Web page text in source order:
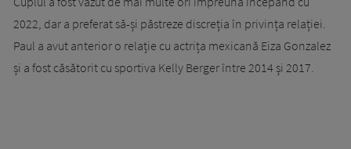
2022, dar a preferat să-și păstreze discreția în privința relației.
Paul a avut anterior o relație cu actrița mexicană Eiza Gonzalez
și a fost căsătorit cu sportiva Kelly Berger între 2014 și 2017.